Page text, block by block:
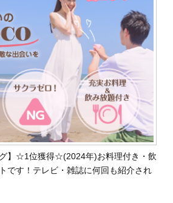
グ】☆1位獲得☆(2024年)お料理付き・飲
です！テレビ・雑誌に何回も紹介され